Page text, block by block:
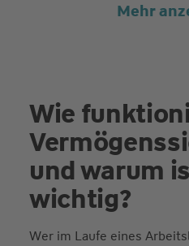
sinnvoll angelegt, ohne
anfallen.
Unkompliziert und
Mehr
Wie
und warum
wichtig?
Wer im Laufe eines